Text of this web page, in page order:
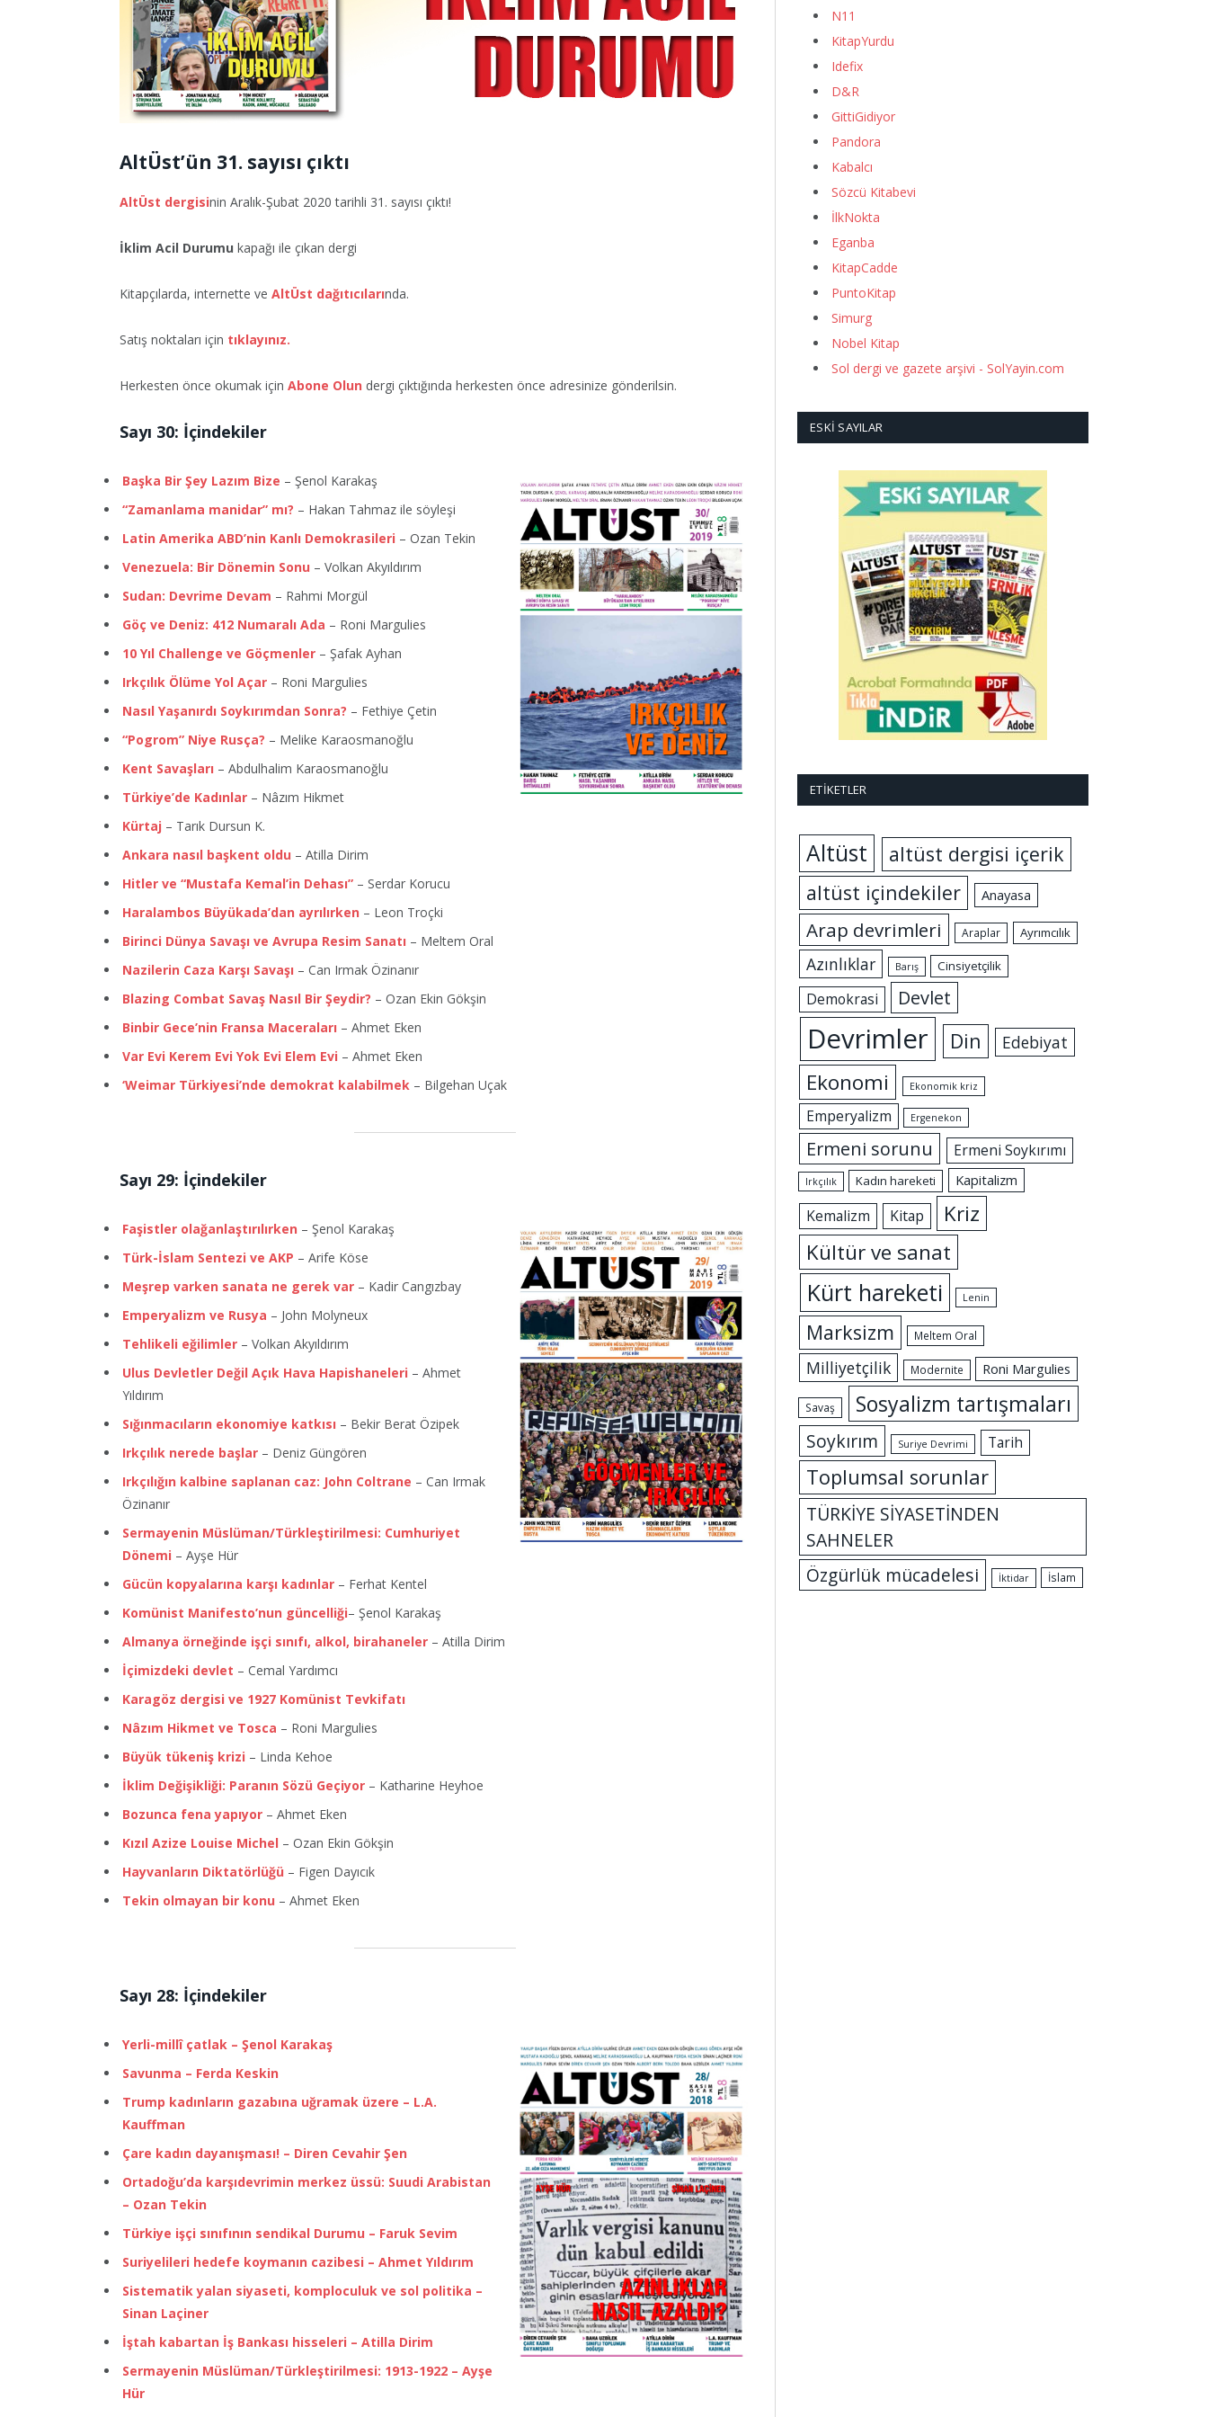
AltÜst’ün 31. sayısı çıktı
AltÜst dergisinin Aralık-Şubat 2020 tarihli 31. sayısı çıktı!
İklim Acil Durumu kapağı ile çıkan dergi
Kitapçılarda, internette ve AltÜst dağıtıcılarında.
Satış noktaları için tıklayınız.
Herkesten önce okumak için Abone Olun dergi çıktığında herkesten önce adresinize gönderilsin.
Sayı 30: İçindekiler
Başka Bir Şey Lazım Bize – Şenol Karakaş
“Zamanlama manidar” mı? – Hakan Tahmaz ile söyleşi
Latin Amerika ABD’nin Kanlı Demokrasileri – Ozan Tekin
Venezuela: Bir Dönemin Sonu – Volkan Akyıldırım
Sudan: Devrime Devam – Rahmi Morgül
Göç ve Deniz: 412 Numaralı Ada – Roni Margulies
10 Yıl Challenge ve Göçmenler – Şafak Ayhan
Irkçılık Ölüme Yol Açar – Roni Margulies
Nasıl Yaşanırdı Soykırımdan Sonra? – Fethiye Çetin
“Pogrom” Niye Rusça? – Melike Karaosmanoğlu
Kent Savaşları – Abdulhalim Karaosmanoğlu
Türkiye’de Kadınlar – Nâzım Hikmet
Kürtaj – Tarık Dursun K.
Ankara nasıl başkent oldu – Atilla Dirim
Hitler ve “Mustafa Kemal’in Dehası” – Serdar Korucu
Haralambos Büyükada’dan ayrılırken – Leon Troçki
Birinci Dünya Savaşı ve Avrupa Resim Sanatı – Meltem Oral
Nazilerin Caza Karşı Savaşı – Can Irmak Özinanır
Blazing Combat Savaş Nasıl Bir Şeydir? – Ozan Ekin Gökşin
Binbir Gece’nin Fransa Maceraları – Ahmet Eken
Var Evi Kerem Evi Yok Evi Elem Evi – Ahmet Eken
‘Weimar Türkiyesi’nde demokrat kalabilmek – Bilgehan Uçak
Sayı 29: İçindekiler
Faşistler olağanlaştırılırken – Şenol Karakaş
Türk-İslam Sentezi ve AKP – Arife Köse
Meşrep varken sanata ne gerek var – Kadir Cangızbay
Emperyalizm ve Rusya – John Molyneux
Tehlikeli eğilimler – Volkan Akyıldırım
Ulus Devletler Değil Açık Hava Hapishaneleri – Ahmet
Yıldırım
Sığınmacıların ekonomiye katkısı – Bekir Berat Özipek
Irkçılık nerede başlar – Deniz Güngören
Irkçılığın kalbine saplanan caz: John Coltrane – Can Irmak
Özinanır
Sermayenin Müslüman/Türkleştirilmesi: Cumhuriyet
Dönemi – Ayşe Hür
Gücün kopyalarına karşı kadınlar – Ferhat Kentel
Komünist Manifesto’nun güncelliği– Şenol Karakaş
Almanya örneğinde işçi sınıfı, alkol, birahaneler – Atilla Dirim
İçimizdeki devlet – Cemal Yardımcı
Karagöz dergisi ve 1927 Komünist Tevkifatı
Nâzım Hikmet ve Tosca – Roni Margulies
Büyük tükeniş krizi – Linda Kehoe
İklim Değişikliği: Paranın Sözü Geçiyor – Katharine Heyhoe
Bozunca fena yapıyor – Ahmet Eken
Kızıl Azize Louise Michel – Ozan Ekin Gökşin
Hayvanların Diktatörlüğü – Figen Dayıcık
Tekin olmayan bir konu – Ahmet Eken
Sayı 28: İçindekiler
Yerli-millî çatlak – Şenol Karakaş
Savunma – Ferda Keskin
Trump kadınların gazabına uğramak üzere – L.A.
Kauffman
Çare kadın dayanışması! – Diren Cevahir Şen
Ortadoğu’da karşıdevrimin merkez üssü: Suudi Arabistan
– Ozan Tekin
Türkiye işçi sınıfının sendikal Durumu – Faruk Sevim
Suriyelileri hedefe koymanın cazibesi – Ahmet Yıldırım
Sistematik yalan siyaseti, komploculuk ve sol politika –
Sinan Laçiner
İştah kabartan İş Bankası hisseleri – Atilla Dirim
Sermayenin Müslüman/Türkleştirilmesi: 1913-1922 – Ayşe
Hür
N11
KitapYurdu
Idefix
D&R
GittiGidiyor
Pandora
Kabalcı
Sözcü Kitabevi
İlkNokta
Eganba
KitapCadde
PuntoKitap
Simurg
Nobel Kitap
Sol dergi ve gazete arşivi - SolYayin.com
ESKI SAYILAR
ETIKETLER
Altüst
altüst dergisi içerik
altüst içindekiler
Anayasa
Arap devrimleri Araplar Ayrımcılık
Azınlıklar Barış Cinsiyetçilik
Demokrasi Devlet
Devrimler Din Edebiyat
Ekonomi Ekonomik kriz
Emperyalizm Ergenekon
Ermeni sorunu Ermeni Soykırımı
Irkçılık Kadın hareketi Kapitalizm
Kemalizm Kitap
Kriz
Kültür ve sanat
Kürt hareketi Lenin
Marksizm Meltem Oral
Milliyetçilik Modernite Roni Margulies
Savaş Sosyalizm tartışmaları
Soykırım Suriye Devrimi Tarih
Toplumsal sorunlar
TÜRKİYE SİYASETİNDEN
SAHNELER
Özgürlük mücadelesi
İktidar İslam